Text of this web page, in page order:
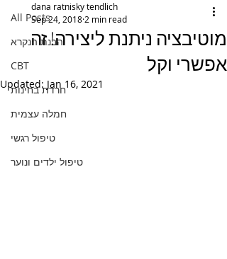
All Posts
הבנת הנקרא
CBT
חרדת בחינות
חמלה עצמית
טיפול רגשי
טיפול ילדים ונוער
מוטיבציה ניתנת ליצירה! זה
אפשרי וקל
dana ratnisky tendlich
Sep 24, 2018 2 min read
Updated: Jan 16, 2021